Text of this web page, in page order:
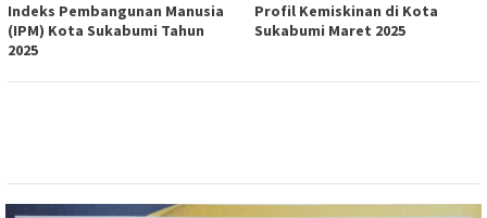
Indeks Pembangunan Manusia
(IPM) Kota Sukabumi Tahun
2025
Profil Kemiskinan di Kota
Sukabumi Maret 2025